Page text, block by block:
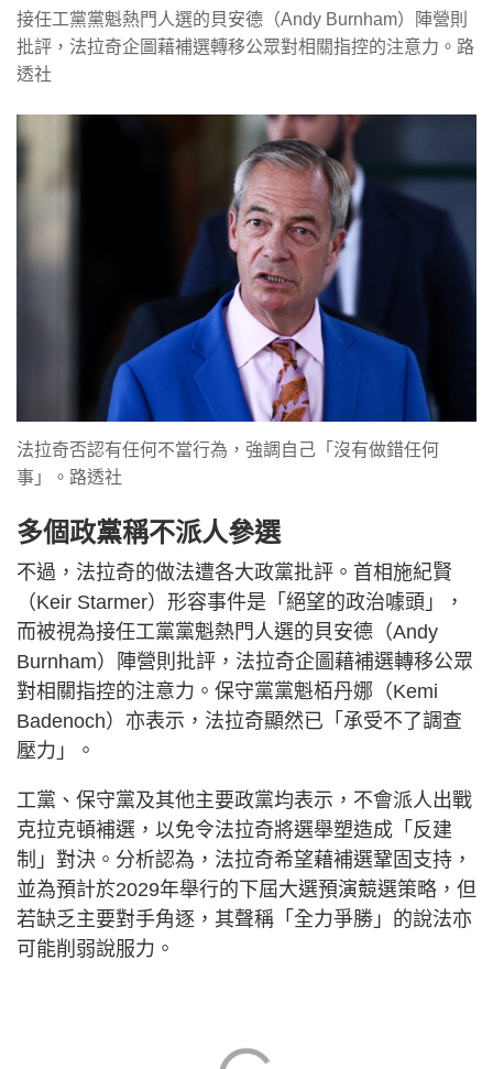
接任工黨黨魁熱門人選的貝安德（Andy Burnham）陣營則
批評，法拉奇企圖藉補選轉移公眾對相關指控的注意力。路
透社
法拉奇否認有任何不當行為，強調自己「沒有做錯任何
事」。路透社
多個政黨稱不派人參選
不過，法拉奇的做法遭各大政黨批評。首相施紀賢
（Keir Starmer）形容事件是「絕望的政治噱頭」，
而被視為接任工黨黨魁熱門人選的貝安德（Andy
Burnham）陣營則批評，法拉奇企圖藉補選轉移公眾
對相關指控的注意力。保守黨黨魁栢丹娜（Kemi
Badenoch）亦表示，法拉奇顯然已「承受不了調查
壓力」。
工黨、保守黨及其他主要政黨均表示，不會派人出戰
克拉克頓補選，以免令法拉奇將選舉塑造成「反建
制」對決。分析認為，法拉奇希望藉補選鞏固支持，
並為預計於2029年舉行的下屆大選預演競選策略，但
若缺乏主要對手角逐，其聲稱「全力爭勝」的說法亦
可能削弱說服力。